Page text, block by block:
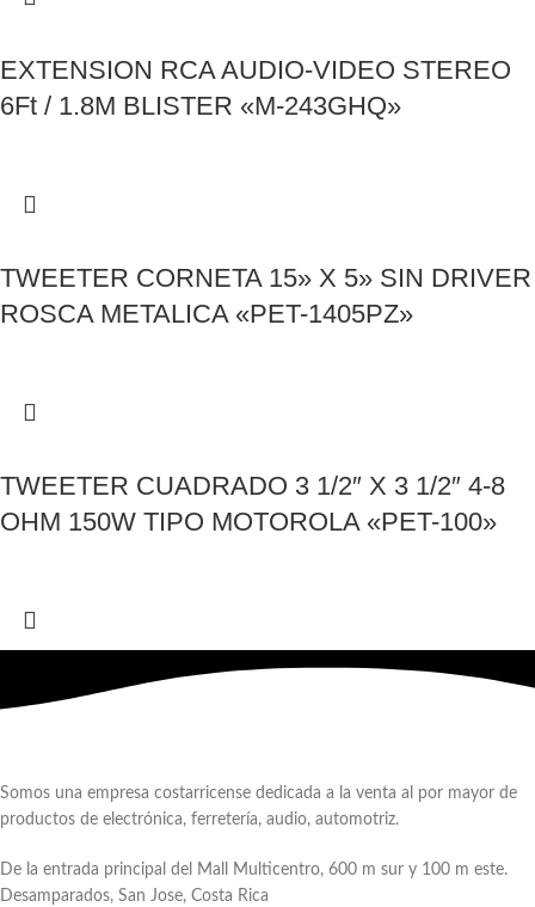
EXTENSION RCA AUDIO-VIDEO STEREO
6Ft / 1.8M BLISTER «M-243GHQ»
TWEETER CORNETA 15» X 5» SIN DRIVER
ROSCA METALICA «PET-1405PZ»
TWEETER CUADRADO 3 1/2″ X 3 1/2″ 4-8
OHM 150W TIPO MOTOROLA «PET-100»
Somos una empresa costarricense dedicada a la venta al por mayor de
productos de electrónica, ferretería, audio, automotriz.
De la entrada principal del Mall Multicentro, 600 m sur y 100 m este.
Desamparados, San Jose, Costa Rica